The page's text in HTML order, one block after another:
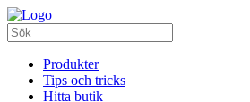
Produkter
Tips och tricks
Hitta butik